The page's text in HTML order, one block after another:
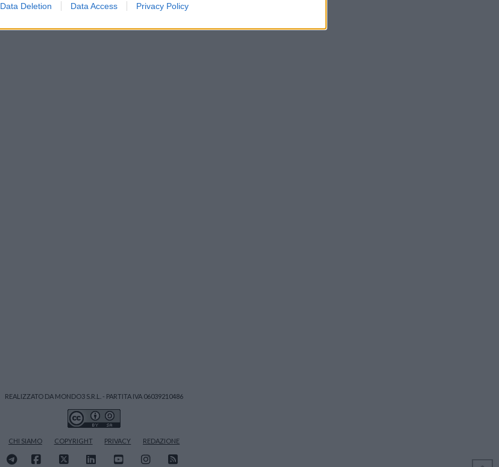
Data Deletion Data Access Privacy Policy
REALIZZATO DA MONDO3 S.R.L. - PARTITA IVA 06039210486
CHI SIAMO COPYRIGHT PRIVACY REDAZIONE